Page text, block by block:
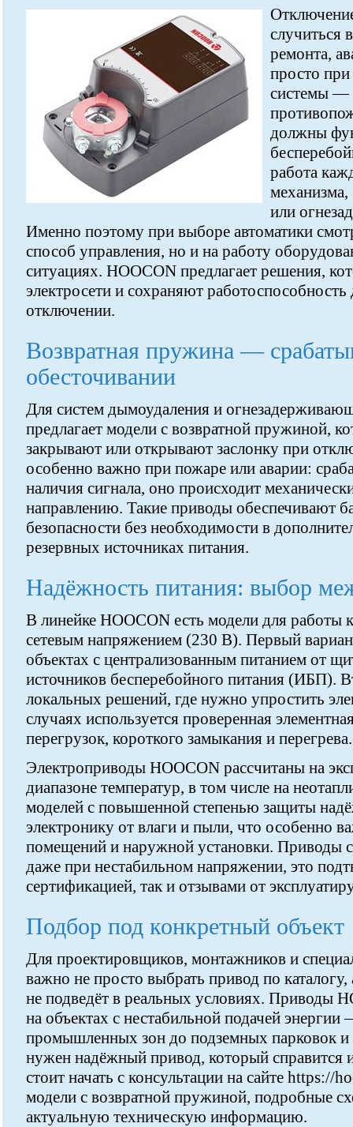
случиться
ремонта,
просто
системы —
должны
работа
механизма,
или
Именно поэтому при выборе автоматики
способ управления, но и на работу
ситуациях. HOOCON предлагает решения,
электросети и сохраняют
отключении.
Возвратная пружина —
обесточивании
Для систем дымоудаления и
предлагает модели с возвратной пружиной,
закрывают или открывают заслонку при
особенно важно при пожаре или аварии:
наличия сигнала, оно происходит
направлению. Такие приводы обеспечивают
безопасности без необходимости в
резервных источниках питания.
Надёжность питания: выбор
В линейке HOOCON есть модели для работы
сетевым напряжением (230 В). Первый
объектах с централизованным питанием от
источников бесперебойного питания (ИБП).
локальных решений, где нужно упростить
случаях используется проверенная
перегрузок, короткого замыкания и перегрева.
Электроприводы HOOCON рассчитаны на
диапазоне температур, в том числе на
моделей с повышенной степенью защиты
электронику от влаги и пыли, что особенно
помещений и наружной установки. Приводы
даже при нестабильном напряжении, это
сертификацией, так и отзывами от
Подбор под конкретный объект
Для проектировщиков, монтажников и
важно не просто выбрать привод по
не подведёт в реальных условиях. Приводы
на объектах с нестабильной подачей энергии
промышленных зон до подземных парковок и
нужен надёжный привод, который справится
стоит начать с консультации на сайте https://
модели с возвратной пружиной, подробные
актуальную техническую информацию.